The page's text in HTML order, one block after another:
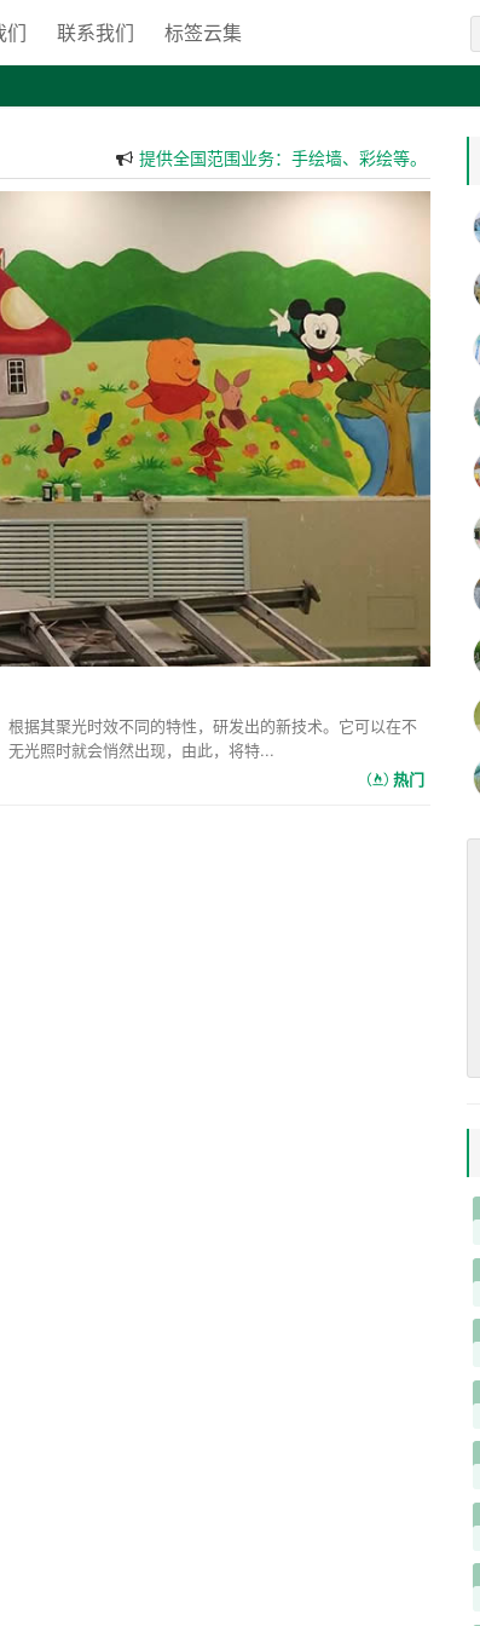
们 联系我们 标签云集
提供全国范围业务：手绘墙、彩绘等。
据其聚光时效不同的特性，研发出的新技术。它可以在不
光照时就会悄然出现，由此，将特...
热门